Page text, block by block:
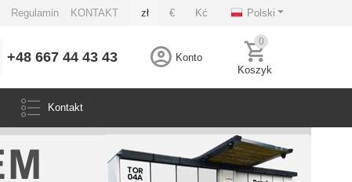
Polski
zł € Kć
Regulamin KONTAKT
+48 667 44 43 43 Konto
0
Koszyk
Kontakt